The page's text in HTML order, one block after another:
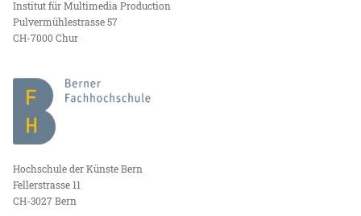
Institut für Multimedia Production
Pulvermühlestrasse 57
CH-7000 Chur
Hochschule der Künste Bern
Fellerstrasse 11
CH-3027 Bern